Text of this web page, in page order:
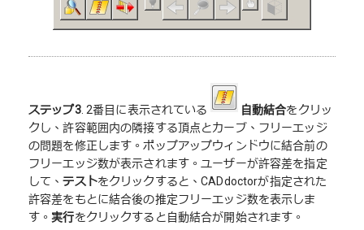
ステップ3. 2番目に表示されている 自動結合をクリッ
クし、許容範囲内の隣接する頂点とカーブ、フリーエッジ
の問題を修正します。ポップアップウィンドウに結合前の
フリーエッジ数が表示されます。ユーザーが許容差を指定
して、テストをクリックすると、CADdoctorが指定された
許容差をもとに結合後の推定フリーエッジ数を表示しま
す。実行をクリックすると自動結合が開始されます。